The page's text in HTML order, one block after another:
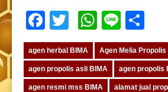
Facebook
Twitter Line
agen herbal BIMA Agen Melia Propolis
agen propolis asli BIMA agen propolis
agen resmi mss BIMA alamat jual